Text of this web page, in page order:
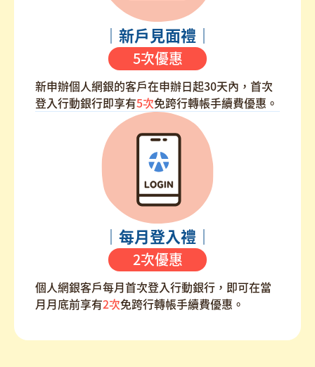
｜新戶見面禮｜
5次優惠
新申辦個人網銀的客戶在申辦日起30天內，首次
登入行動銀行即享有5次免跨行轉帳手續費優惠。
｜每月登入禮｜
2次優惠
個人網銀客戶每月首次登入行動銀行，即可在當
月月底前享有2次免跨行轉帳手續費優惠。